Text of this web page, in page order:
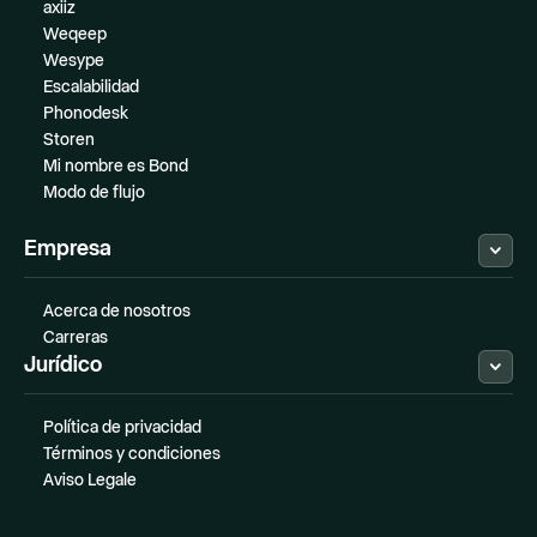
axiiz
Weqeep
Wesype
Escalabilidad
Phonodesk
Storen
Mi nombre es Bond
Modo de flujo
Empresa
Acerca de nosotros
Carreras
Jurídico
Política de privacidad
Términos y condiciones
Aviso Legale